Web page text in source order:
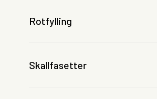
Rotfylling
Skallfasetter